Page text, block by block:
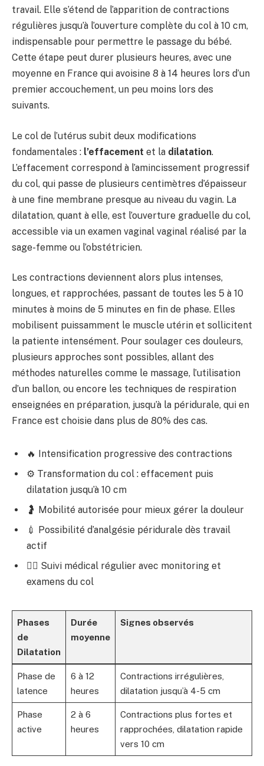
travail. Elle s’étend de l’apparition de contractions
régulières jusqu’à l’ouverture complète du col à 10 cm,
indispensable pour permettre le passage du bébé.
Cette étape peut durer plusieurs heures, avec une
moyenne en France qui avoisine 8 à 14 heures lors d’un
premier accouchement, un peu moins lors des
suivants.
Le col de l’utérus subit deux modifications
fondamentales : l’effacement et la dilatation.
L’effacement correspond à l’amincissement progressif
du col, qui passe de plusieurs centimètres d’épaisseur
à une fine membrane presque au niveau du vagin. La
dilatation, quant à elle, est l’ouverture graduelle du col,
accessible via un examen vaginal vaginal réalisé par la
sage-femme ou l’obstétricien.
Les contractions deviennent alors plus intenses,
longues, et rapprochées, passant de toutes les 5 à 10
minutes à moins de 5 minutes en fin de phase. Elles
mobilisent puissamment le muscle utérin et sollicitent
la patiente intensément. Pour soulager ces douleurs,
plusieurs approches sont possibles, allant des
méthodes naturelles comme le massage, l’utilisation
d’un ballon, ou encore les techniques de respiration
enseignées en préparation, jusqu’à la péridurale, qui en
France est choisie dans plus de 80% des cas.
🔥 Intensification progressive des contractions
⚙️ Transformation du col : effacement puis
dilatation jusqu’à 10 cm
🤰 Mobilité autorisée pour mieux gérer la douleur
💉 Possibilité d’analgésie péridurale dès travail
actif
👩‍⚕️ Suivi médical régulier avec monitoring et
examens du col
Phases
de
Dilatation
Durée
moyenne
Signes observés
Phase de
latence
6 à 12
heures
Contractions irrégulières,
dilatation jusqu’à 4-5 cm
Phase
active
2 à 6
heures
Contractions plus fortes et
rapprochées, dilatation rapide
vers 10 cm